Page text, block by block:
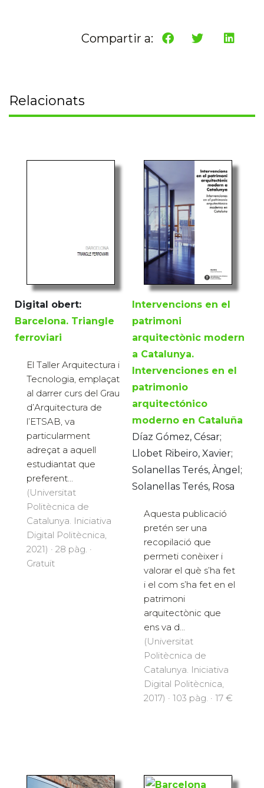
Compartir a:
Relacionats
Digital obert:
Barcelona. Triangle
ferroviari
El Taller Arquitectura i
Tecnologia, emplaçat
al darrer curs del Grau
d’Arquitectura de
l’ETSAB, va
particularment
adreçat a aquell
estudiantat que
preferent...
(Universitat
Politècnica de
Catalunya. Iniciativa
Digital Politècnica,
2021) · 28 pàg. ·
Gratuït
Intervencions en el
patrimoni
arquitectònic modern
a Catalunya.
Intervenciones en el
patrimonio
arquitectónico
moderno en Cataluña
Díaz Gómez, César;
Llobet Ribeiro, Xavier;
Solanellas Terés, Àngel;
Solanellas Terés, Rosa
Aquesta publicació
pretén ser una
recopilació que
permeti conèixer i
valorar el què s’ha fet
i el com s’ha fet en el
patrimoni
arquitectònic que
ens va d...
(Universitat
Politècnica de
Catalunya. Iniciativa
Digital Politècnica,
2017) · 103 pàg. · 17 €